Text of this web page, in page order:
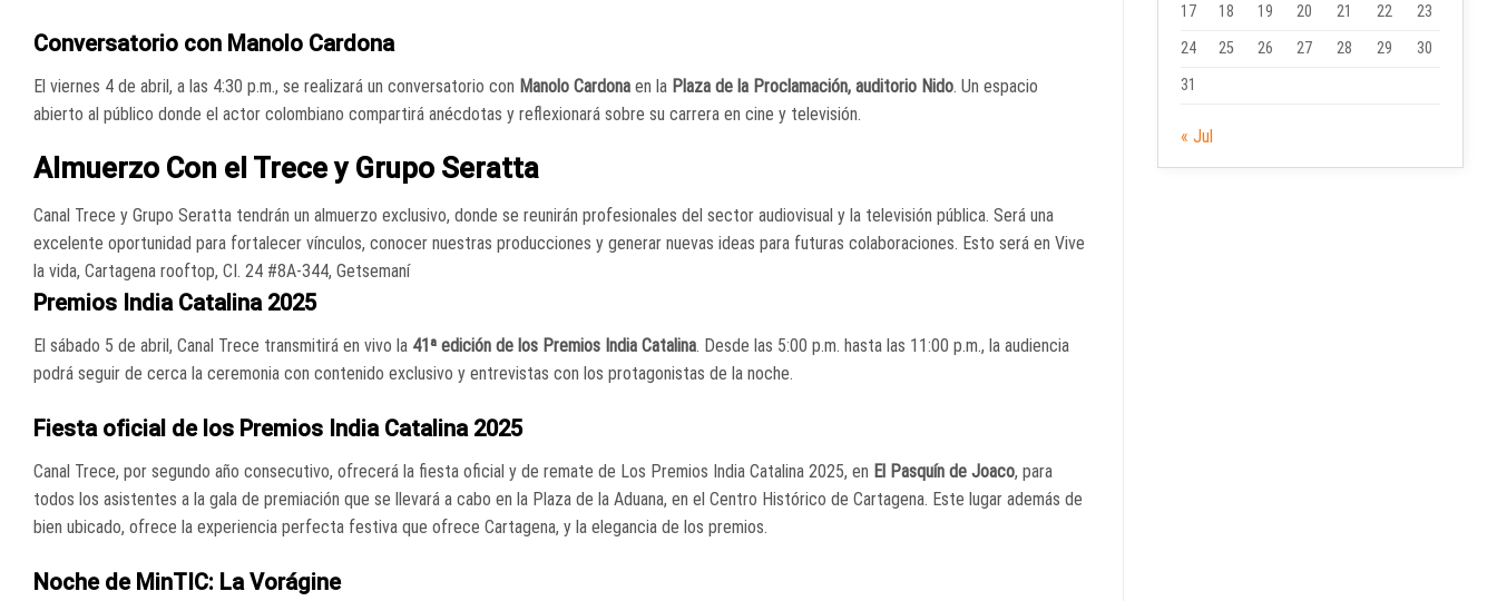
Conversatorio con Manolo Cardona
El viernes 4 de abril, a las 4:30 p.m., se realizará un conversatorio con Manolo Cardona en la Plaza de la Proclamación, auditorio Nido. Un espacio
abierto al público donde el actor colombiano compartirá anécdotas y reflexionará sobre su carrera en cine y televisión.
Almuerzo Con el Trece y Grupo Seratta
Canal Trece y Grupo Seratta tendrán un almuerzo exclusivo, donde se reunirán profesionales del sector audiovisual y la televisión pública. Será una
excelente oportunidad para fortalecer vínculos, conocer nuestras producciones y generar nuevas ideas para futuras colaboraciones. Esto será en Vive
la vida, Cartagena rooftop, CI. 24 #8A-344, Getsemaní
Premios India Catalina 2025
El sábado 5 de abril, Canal Trece transmitirá en vivo la 41ª edición de los Premios India Catalina. Desde las 5:00 p.m. hasta las 11:00 p.m., la audiencia
podrá seguir de cerca la ceremonia con contenido exclusivo y entrevistas con los protagonistas de la noche.
Fiesta oficial de los Premios India Catalina 2025
Canal Trece, por segundo año consecutivo, ofrecerá la fiesta oficial y de remate de Los Premios India Catalina 2025, en El Pasquín de Joaco, para
todos los asistentes a la gala de premiación que se llevará a cabo en la Plaza de la Aduana, en el Centro Histórico de Cartagena. Este lugar además de
bien ubicado, ofrece la experiencia perfecta festiva que ofrece Cartagena, y la elegancia de los premios.
Noche de MinTIC: La Vorágine
17
18 19 20 21 22
23
24
25 26 27 28 29
30
31
« Jul